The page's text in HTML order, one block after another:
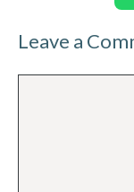
Leave a